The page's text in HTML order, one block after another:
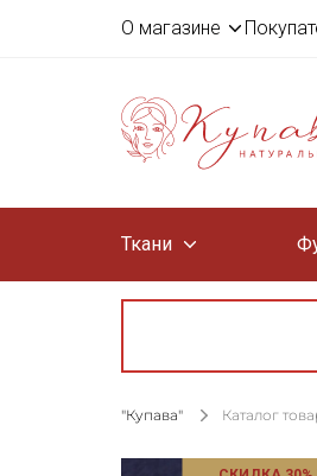
О магазине
Ткани
"Купава" Каталог